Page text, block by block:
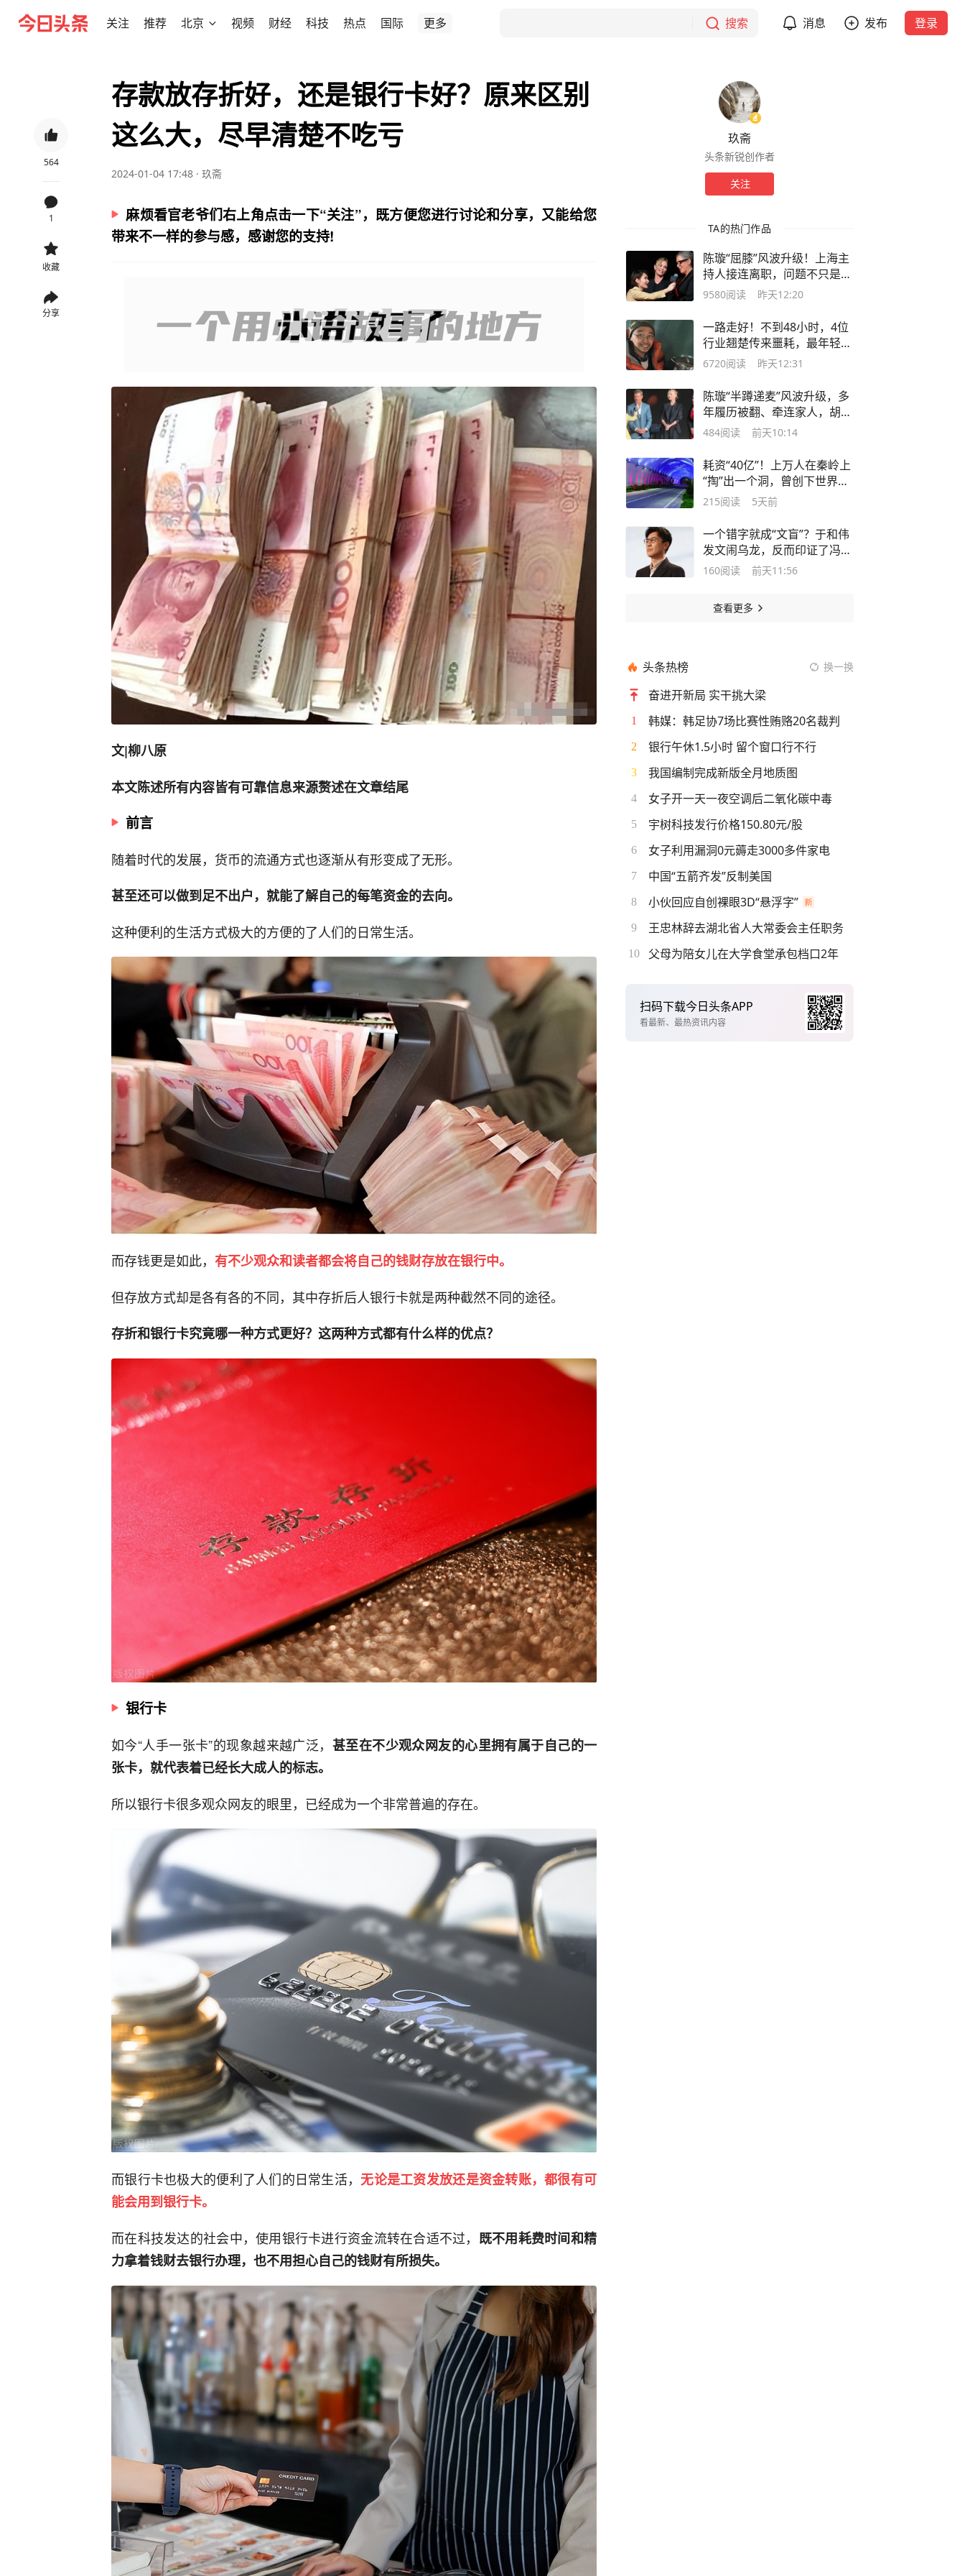
关注 推荐 北京 视频 财经 科技 热点 国际 更多 搜索 消息 发布 登录
564
1
收藏
分享
存款放存折好，还是银行卡好？原来区别
这么大，尽早清楚不吃亏
2024-01-04 17:48 · 玖斋
麻烦看官老爷们右上角点击一下“关注”，既方便您进行讨论和分享，又能给您
带来不一样的参与感，感谢您的支持!
文|柳八原
本文陈述所有内容皆有可靠信息来源赘述在文章结尾
前言
随着时代的发展，货币的流通方式也逐渐从有形变成了无形。
甚至还可以做到足不出户，就能了解自己的每笔资金的去向。
这种便利的生活方式极大的方便的了人们的日常生活。
而存钱更是如此， 有不少观众和读者都会将自己的钱财存放在银行中。
但存放方式却是各有各的不同，其中存折后人银行卡就是两种截然不同的途径。
存折和银行卡究竟哪一种方式更好？这两种方式都有什么样的优点？
银行卡
如今“人手一张卡”的现象越来越广泛， 甚至在不少观众网友的心里拥有属于自己的一
张卡，就代表着已经长大成人的标志。
所以银行卡很多观众网友的眼里，已经成为一个非常普遍的存在。
而银行卡也极大的便利了人们的日常生活， 无论是工资发放还是资金转账，都很有可
能会用到银行卡。
而在科技发达的社会中，使用银行卡进行资金流转在合适不过， 既不用耗费时间和精
力拿着钱财去银行办理，也不用担心自己的钱财有所损失。
玖斋
头条新锐创作者
关注
TA的热门作品
陈璇“屈膝”风波升级！上海主
持人接连离职，问题不只是一
个姿势
9580阅读 昨天12:20
一路走好！不到48小时，4位
行业翘楚传来噩耗，最年轻仅
38岁
6720阅读 昨天12:31
陈璇“半蹲递麦”风波升级，多
年履历被翻、牵连家人，胡锡
进锐评
484阅读 前天10:14
耗资“40亿”！上万人在秦岭上
“掏”出一个洞，曾创下世界之
最
215阅读 5天前
一个错字就成“文盲”？于和伟
发文闹乌龙，反而印证了冯远
征的话
160阅读 前天11:56
查看更多
头条热榜 换一换
奋进开新局 实干挑大梁
1 韩媒：韩足协7场比赛性贿赂20名裁判
2 银行午休1.5小时 留个窗口行不行
3 我国编制完成新版全月地质图
4 女子开一天一夜空调后二氧化碳中毒
5 宇树科技发行价格150.80元/股
6 女子利用漏洞0元薅走3000多件家电
7 中国“五箭齐发”反制美国
8 小伙回应自创裸眼3D“悬浮字”
9 王忠林辞去湖北省人大常委会主任职务
10 父母为陪女儿在大学食堂承包档口2年
扫码下载今日头条APP
看最新、最热资讯内容